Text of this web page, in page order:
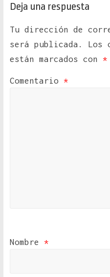
Deja una respuesta
Tu dirección de
será publicada.
Los
están marcados con *
Comentario *
Nombre *